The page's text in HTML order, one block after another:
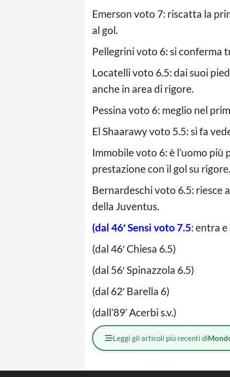
Emerson voto 7: riscatta la
al gol.
Pellegrini voto 6: si conferma
Locatelli voto 6.5: dai suoi
anche in area di rigore.
Pessina voto 6: meglio nel
El Shaarawy voto 5.5: si fa
Immobile voto 6: è l’uomo
prestazione con il gol su rigore.
Bernardeschi voto 6.5: riesce
della Juventus.
(dal 46′ Sensi voto 7.5: entra
(dal 46′ Chiesa 6.5)
(dal 56′ Spinazzola 6.5)
(dal 62′ Barella 6)
(dall’89’ Acerbi s.v.)
Leggi gli articoli più recenti di